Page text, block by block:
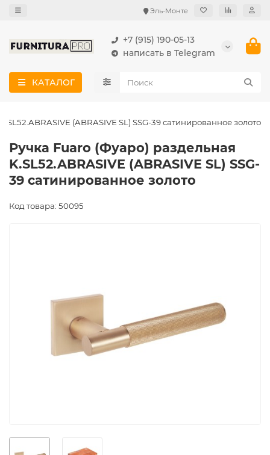
Эль-Монте
+7 (915) 190-05-13
написать в Telegram
КАТАЛОГ
(ABRASIVE SL) SSG-39 сатинированное золото
Ручка Fuaro (Фуаро) раздельная
K.SL52.ABRASIVE (ABRASIVE SL) SSG-
39 сатинированное золото
Код товара: 50095